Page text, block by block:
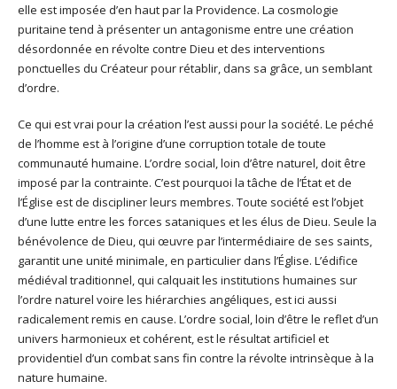
elle est imposée d’en haut par la Providence. La cosmologie
puritaine tend à présenter un antagonisme entre une création
désordonnée en révolte contre Dieu et des interventions
ponctuelles du Créateur pour rétablir, dans sa grâce, un semblant
d’ordre.
Ce qui est vrai pour la création l’est aussi pour la société. Le péché
de l’homme est à l’origine d’une corruption totale de toute
communauté humaine. L’ordre social, loin d’être naturel, doit être
imposé par la contrainte. C’est pourquoi la tâche de l’État et de
l’Église est de discipliner leurs membres. Toute société est l’objet
d’une lutte entre les forces sataniques et les élus de Dieu. Seule la
bénévolence de Dieu, qui œuvre par l’intermédiaire de ses saints,
garantit une unité minimale, en particulier dans l’Église. L’édifice
médiéval traditionnel, qui calquait les institutions humaines sur
l’ordre naturel voire les hiérarchies angéliques, est ici aussi
radicalement remis en cause. L’ordre social, loin d’être le reflet d’un
univers harmonieux et cohérent, est le résultat artificiel et
providentiel d’un combat sans fin contre la révolte intrinsèque à la
nature humaine.